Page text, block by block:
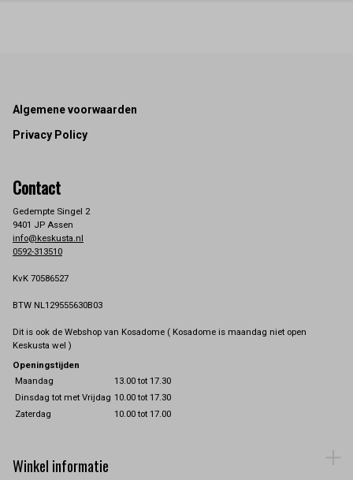
Footer
Algemene voorwaarden
Privacy Policy
Contact
Gedempte Singel 2
9401 JP Assen
info@keskusta.nl
0592-313510
KvK 70586527
BTW NL129555630B03
Dit is ook de Webshop van Kosadome ( Kosadome is maandag niet open
Keskusta wel )
Openingstijden
Maandag
13.00 tot 17.30
Dinsdag tot met Vrijdag 10.00 tot 17.30
Zaterdag
10.00 tot 17.00
Winkel informatie